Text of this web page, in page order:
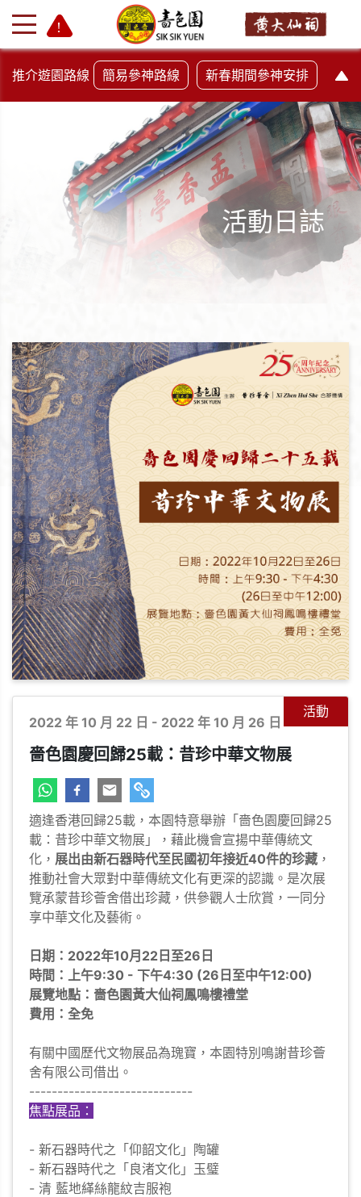
+
推介遊園路線 簡易參神路線 新春期間參神安排
活動日誌
活動
2022 年 10 月 22 日 - 2022 年 10 月 26 日
嗇色園慶回歸25載：昔珍中華文物展
適逢香港回歸25載，本園特意舉辦「嗇色園慶回歸25
載：昔珍中華文物展」，藉此機會宣揚中華傳統文
化， 展出由新石器時代至民國初年接近40件的珍藏 ，
推動社會大眾對中華傳統文化有更深的認識。是次展
覽承蒙昔珍薈舍借出珍藏，供參觀人士欣賞，一同分
享中華文化及藝術。
日期：2022年10月22日至26日
時間：上午9:30 - 下午4:30 (26日至中午12:00)
展覽地點：嗇色園黃大仙祠鳳鳴樓禮堂
費用：全免
有關中國歷代文物展品為瑰寶，本園特別鳴謝昔珍薈
舍有限公司借出。
-----------------------------
焦點展品：
- 新石器時代之「仰韶文化」陶罐
- 新石器時代之「良渚文化」玉璧
- 清 藍地緙絲龍紋吉服袍